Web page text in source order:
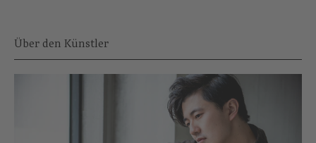
Über den Künstler